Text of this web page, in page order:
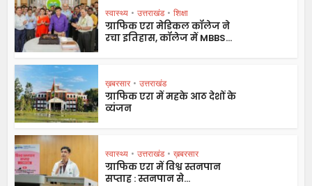
स्वास्थ्य • उत्तराखंड • शिक्षा
ग्राफिक एरा मेडिकल कॉलेज ने
रचा इतिहास, कॉलेज में MBBS...
ख़बरसार • उत्तराखंड
ग्राफिक एरा में महके आठ देशों के
व्यंजन
स्वास्थ्य • उत्तराखंड • ख़बरसार
ग्राफिक एरा में विश्व स्तनपान
सप्ताह : स्तनपान से...